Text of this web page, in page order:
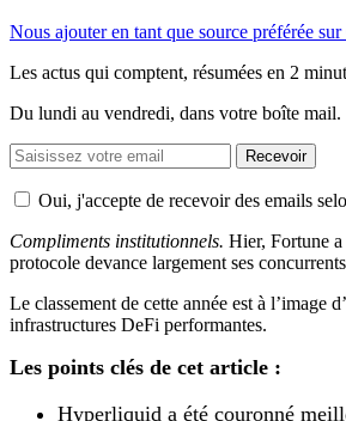
Nous ajouter en tant que source préférée
Les actus qui comptent, résumées en 2
Du lundi au vendredi, dans votre boîte mail.
Recevoir
Oui, j'accepte de recevoir des emails
Compliments institutionnels. Hier, Fortune
protocole devance largement ses
Le classement de cette année est à
infrastructures DeFi performantes.
Les points clés de cet article :
Hyperliquid a été couronné